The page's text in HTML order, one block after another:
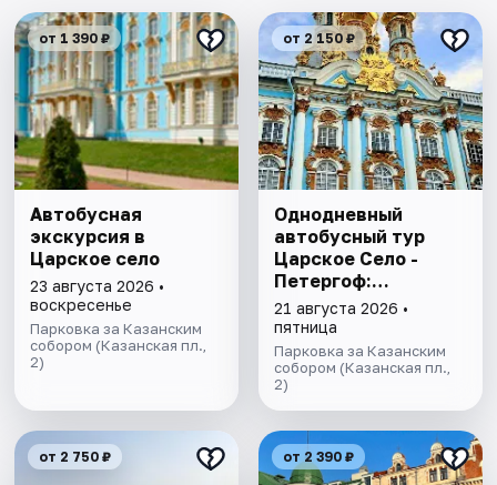
от 1 390 ₽
Автобусная
экскурсия в
Царское село
23 августа 2026 •
воскресенье
Парковка за Казанским
собором (Казанская пл.,
2)
от 2 150 ₽
Однодневный
автобусный тур
Царское Село -
Петергоф:
"Янтарная комната
и Фонтаны
Петергофа за 1
день"
21 августа 2026 •
пятница
Парковка за Казанским
собором (Казанская пл.,
2)
от 2 750 ₽ от 2 390 ₽